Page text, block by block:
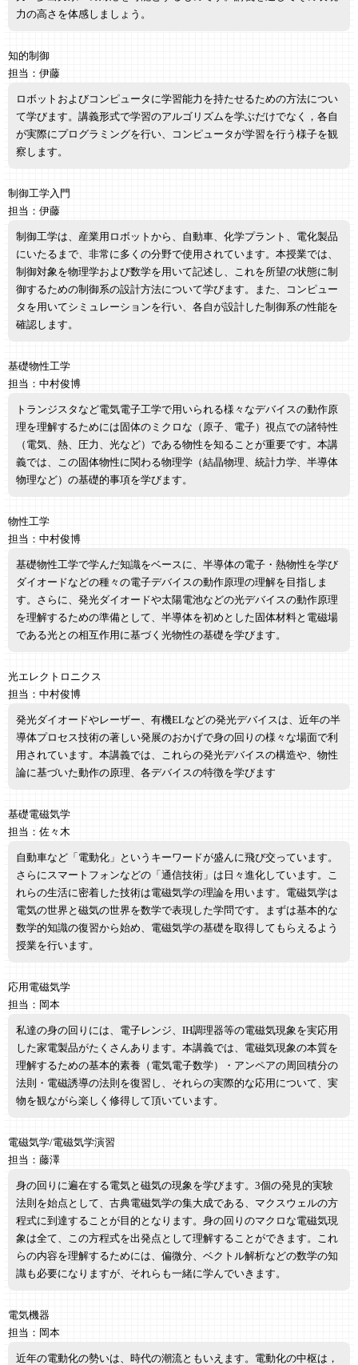
力の高さを体感しましょう。
知的制御
担当：伊藤
ロボットおよびコンピュータに学習能力を持たせるための方法につい
て学びます。講義形式で学習のアルゴリズムを学ぶだけでなく，各自
が実際にプログラミングを行い、コンピュータが学習を行う様子を観
察します。
制御工学入門
担当：伊藤
制御工学は、産業用ロボットから、自動車、化学プラント、電化製品
にいたるまで、非常に多くの分野で使用されています。本授業では、
制御対象を物理学および数学を用いて記述し、これを所望の状態に制
御するための制御系の設計方法について学びます。また、コンピュー
タを用いてシミュレーションを行い、各自が設計した制御系の性能を
確認します。
基礎物性工学
担当：中村俊博
トランジスタなど電気電子工学で用いられる様々なデバイスの動作原
理を理解するためには固体のミクロな（原子、電子）視点での諸特性
（電気、熱、圧力、光など）である物性を知ることが重要です。本講
義では、この固体物性に関わる物理学（結晶物理、統計力学、半導体
物理など）の基礎的事項を学びます。
物性工学
担当：中村俊博
基礎物性工学で学んだ知識をベースに、半導体の電子・熱物性を学び
ダイオードなどの種々の電子デバイスの動作原理の理解を目指しま
す。さらに、発光ダイオードや太陽電池などの光デバイスの動作原理
を理解するための準備として、半導体を初めとした固体材料と電磁場
である光との相互作用に基づく光物性の基礎を学びます。
光エレクトロニクス
担当：中村俊博
発光ダイオードやレーザー、有機ELなどの発光デバイスは、近年の半
導体プロセス技術の著しい発展のおかげで身の回りの様々な場面で利
用されています。本講義では、これらの発光デバイスの構造や、物性
論に基づいた動作の原理、各デバイスの特徴を学びます
基礎電磁気学
担当：佐々木
自動車など「電動化」というキーワードが盛んに飛び交っています。
さらにスマートフォンなどの「通信技術」は日々進化しています。こ
れらの生活に密着した技術は電磁気学の理論を用います。電磁気学は
電気の世界と磁気の世界を数学で表現した学問です。まずは基本的な
数学的知識の復習から始め、電磁気学の基礎を取得してもらえるよう
授業を行います。
応用電磁気学
担当：岡本
私達の身の回りには、電子レンジ、IH調理器等の電磁気現象を実応用
した家電製品がたくさんあります。本講義では、電磁気現象の本質を
理解するための基本的素養（電気電子数学）・アンペアの周回積分の
法則・電磁誘導の法則を復習し、それらの実際的な応用について、実
物を観ながら楽しく修得して頂いています。
電磁気学/電磁気学演習
担当：藤澤
身の回りに遍在する電気と磁気の現象を学びます。3個の発見的実験
法則を始点として、古典電磁気学の集大成である、マクスウェルの方
程式に到達することが目的となります。身の回りのマクロな電磁気現
象は全て、この方程式を出発点として理解することができます。これ
らの内容を理解するためには、偏微分、ベクトル解析などの数学の知
識も必要になりますが、それらも一緒に学んでいきます。
電気機器
担当：岡本
近年の電動化の勢いは、時代の潮流ともいえます。電動化の中枢は，